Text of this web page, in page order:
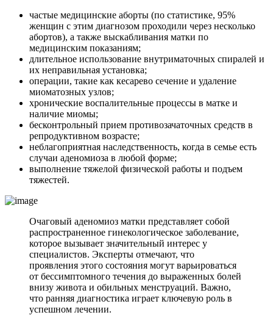
частые медицинские аборты (по статистике, 95%
женщин с этим диагнозом проходили через несколько
абортов), а также выскабливания матки по
медицинским показаниям;
длительное использование внутриматочных спиралей и
их неправильная установка;
операции, такие как кесарево сечение и удаление
миоматозных узлов;
хронические воспалительные процессы в матке и
наличие миомы;
бесконтрольный прием противозачаточных средств в
репродуктивном возрасте;
неблагоприятная наследственность, когда в семье есть
случаи аденомиоза в любой форме;
выполнение тяжелой физической работы и подъем
тяжестей.
Очаговый аденомиоз матки представляет собой
распространенное гинекологическое заболевание,
которое вызывает значительный интерес у
специалистов. Эксперты отмечают, что
проявления этого состояния могут варьироваться
от бессимптомного течения до выраженных болей
внизу живота и обильных менструаций. Важно,
что ранняя диагностика играет ключевую роль в
успешном лечении.